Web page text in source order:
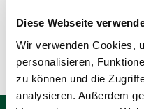
Diese Webseite
Wir verwenden Cookies,
personalisieren,
zu können und die
analysieren. Außerdem
Unsere Partner